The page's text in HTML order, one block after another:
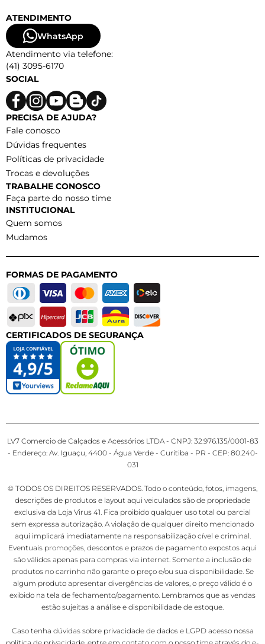
ATENDIMENTO
WhatsApp
Atendimento via telefone:
(41) 3095-6170
SOCIAL
PRECISA DE AJUDA?
Fale conosco
Dúvidas frequentes
Políticas de privacidade
Trocas e devoluções
TRABALHE CONOSCO
Faça parte do nosso time
INSTITUCIONAL
Quem somos
Mudamos
FORMAS DE PAGAMENTO
CERTIFICADOS DE SEGURANÇA
LV7 Comercio de Calçados e Acessórios LTDA - CNPJ: 32.976.135/0001-83
- Endereço: Av. Iguaçu, 4400 - Água Verde - Curitiba - PR - CEP: 80.240-
031
© TODOS OS DIREITOS RESERVADOS. Todo o conteúdo, fotos, imagens,
descrições de produtos e layout aqui veiculados são de propriedade
exclusiva da Loja Virus 41. Fica proibido qualquer uso total ou parcial
sem expressa autorização. A violação de qualquer direito mencionado
aqui implicará imediatamente na responsabilização cível e criminal.
Eventuais promoções, descontos e prazos de pagamento expostos aqui
são válidos apenas para compras via internet. Somente a inclusão de
produtos no carrinho não garante o preço e/ou sua disponibilidade. Se
algum produto apresentar divergências de valores, o preço válido é o
exibido na tela de fechamento/pagamento. Lembramos que as vendas
estão sujeitas a análise e disponibilidade de estoque.
Caso tenha dúvidas sobre privacidade de dados e LGPD acesso nossa